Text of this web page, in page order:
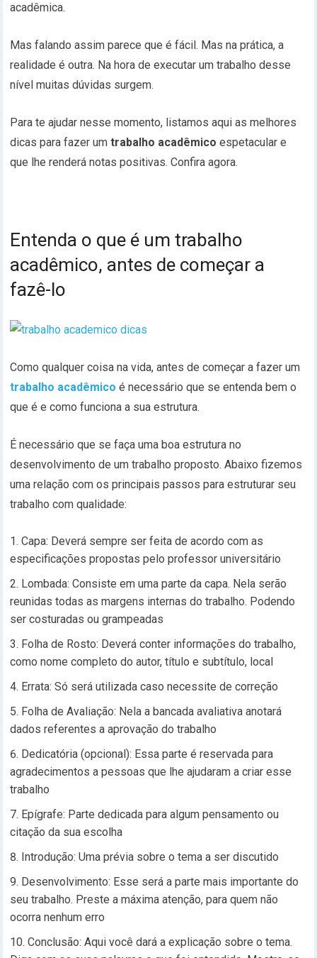
acadêmica.
Mas falando assim parece que é fácil. Mas na prática, a
realidade é outra. Na hora de executar um trabalho desse
nível muitas dúvidas surgem.
Para te ajudar nesse momento, listamos aqui as melhores
dicas para fazer umtrabalho acadêmico espetacular e
que lhe renderá notas positivas. Confira agora.
Entenda o que é um trabalho
acadêmico, antes de começar a
fazê-lo
Como qualquer coisa na vida, antes de começar a fazer um
trabalho acadêmico é necessário que se entenda bem o
que é e como funciona a sua estrutura.
É necessário que se faça uma boa estrutura no
desenvolvimento de um trabalho proposto. Abaixo fizemos
uma relação com os principais passos para estruturar seu
trabalho com qualidade:
Capa: Deverá sempre ser feita de acordo com as
especificações propostas pelo professor universitário
Lombada: Consiste em uma parte da capa. Nela serão
reunidas todas as margens internas do trabalho. Podendo
ser costuradas ou grampeadas
Folha de Rosto: Deverá conter informações do trabalho,
como nome completo do autor, título e subtítulo, local
Errata: Só será utilizada caso necessite de correção
Folha de Avaliação: Nela a bancada avaliativa anotará
dados referentes a aprovação do trabalho
Dedicatória (opcional): Essa parte é reservada para
agradecimentos a pessoas que lhe ajudaram a criar esse
trabalho
Epígrafe: Parte dedicada para algum pensamento ou
citação da sua escolha
Introdução: Uma prévia sobre o tema a ser discutido
Desenvolvimento: Esse será a parte mais importante do
seu trabalho. Preste a máxima atenção, para quem não
ocorra nenhum erro
Conclusão: Aqui você dará a explicação sobre o tema.